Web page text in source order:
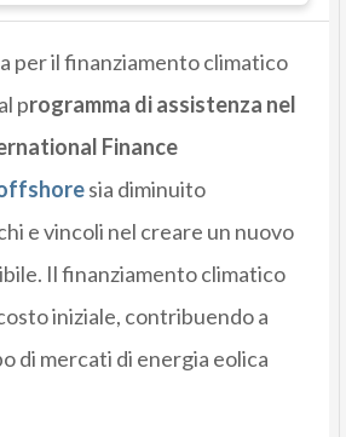
per il finanziamento climatico
programma di assistenza nel
Finance
sia diminuito
e vincoli nel creare un nuovo
Il finanziamento climatico
iniziale, contribuendo a
di mercati di energia eolica